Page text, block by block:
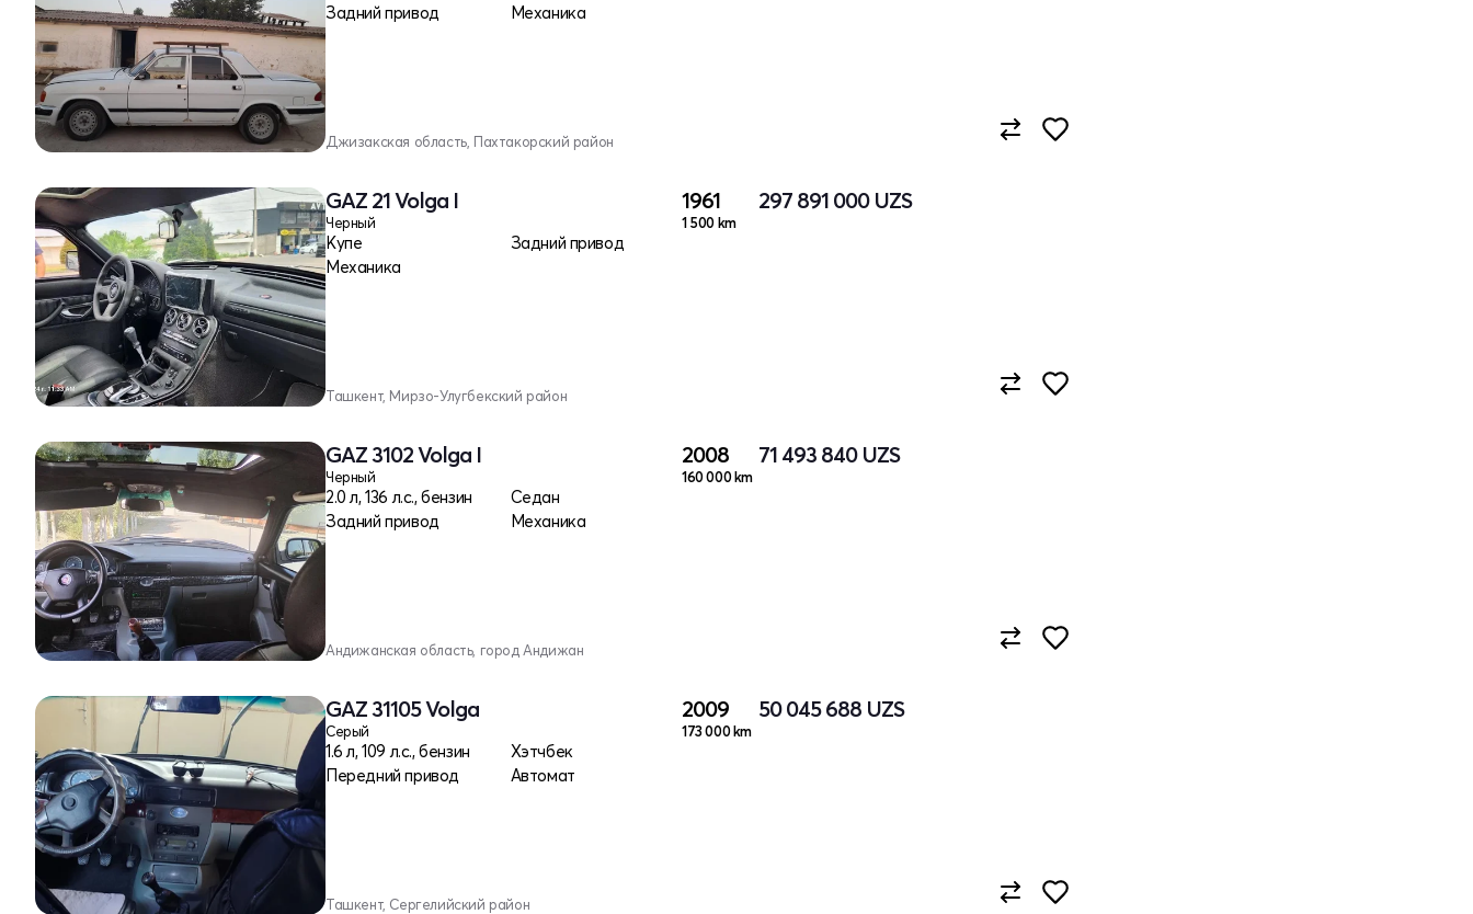
Задний привод
Механика
Джизакская область, Пахтакорский район
GAZ 21 Volga I
Черный
Купе
Задний привод
Механика
1961
1 500 km
297 891 000 UZS
Ташкент, Мирзо-Улугбекский район
GAZ 3102 Volga I
Черный
2.0 л, 136 л.с., бензин
Седан
Задний привод
Механика
2008
160 000 km
71 493 840 UZS
Андижанская область, город Андижан
GAZ 31105 Volga
Серый
1.6 л, 109 л.с., бензин
Хэтчбек
Передний привод
Автомат
2009
173 000 km
50 045 688 UZS
Ташкент, Сергелийский район